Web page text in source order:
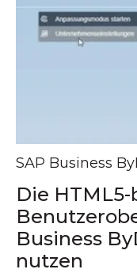
SAP Business
Die
Business
nutzen